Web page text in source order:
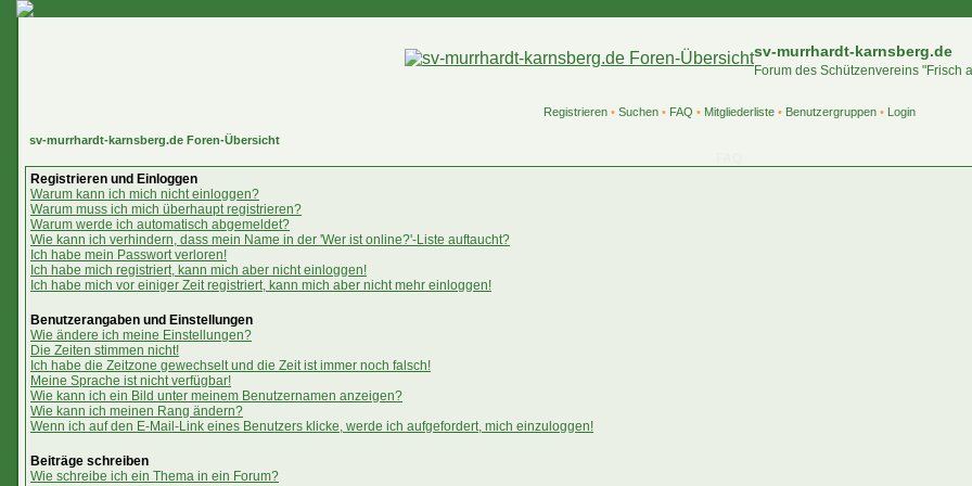
sv-murrhardt-karnsberg.de
Forum des Schützenvereins "Frisch
Registrieren• Suchen• FAQ • Mitgliederliste• Benutzergruppen• Login
sv-murrhardt-karnsberg.de Foren-Übersicht
Registrieren und Einloggen
Warum kann ich mich nicht einloggen?
Warum muss ich mich überhaupt registrieren?
Warum werde ich automatisch abgemeldet?
Wie kann ich verhindern, dass mein Name in der 'Wer ist online?'-Liste auftaucht?
Ich habe mein Passwort verloren!
Ich habe mich registriert, kann mich aber nicht einloggen!
Ich habe mich vor einiger Zeit registriert, kann mich aber nicht mehr einloggen!
Benutzerangaben und Einstellungen
Wie ändere ich meine Einstellungen?
Die Zeiten stimmen nicht!
Ich habe die Zeitzone gewechselt und die Zeit ist immer noch falsch!
Meine Sprache ist nicht verfügbar!
Wie kann ich ein Bild unter meinem Benutzernamen anzeigen?
Wie kann ich meinen Rang ändern?
Wenn ich auf den E-Mail-Link eines Benutzers klicke, werde ich aufgefordert, mich einzuloggen!
Beiträge schreiben
Wie schreibe ich ein Thema in ein Forum?